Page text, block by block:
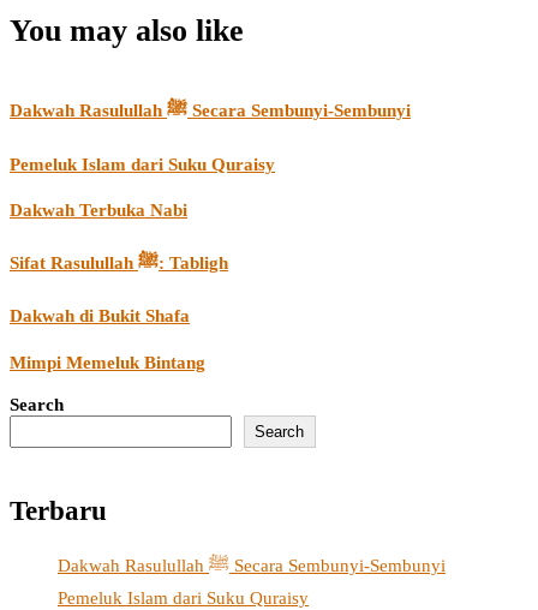
You may also like
Dakwah Rasulullah ﷺ Secara Sembunyi-Sembunyi
Pemeluk Islam dari Suku Quraisy
Dakwah Terbuka Nabi
Sifat Rasulullah ﷺ: Tabligh
Dakwah di Bukit Shafa
Mimpi Memeluk Bintang
Search
Search
Terbaru
Dakwah Rasulullah ﷺ Secara Sembunyi-Sembunyi
Pemeluk Islam dari Suku Quraisy